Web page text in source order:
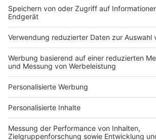
Bauprojekt-Quiz
Häuser-Suche
Hausanbieter-Suche
Bauprojekt-Profil
Für Unternehmen
Ihre Baufirma auf bauen.de
Kostenloses Infogespräch